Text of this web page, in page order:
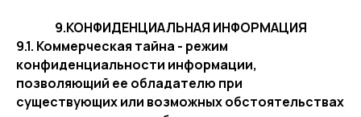
9.КОНФИДЕНЦИАЛЬНАЯ ИНФОРМАЦИЯ
9.1. Коммерческая тайна - режим
конфиденциальности информации,
позволяющий ее обладателю при
существующих или возможных обстоятельствах